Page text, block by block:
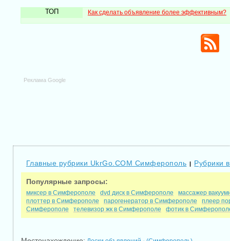
ТОП Как сделать объявление более эффективным?
Реклама Google
Главные рубрики UkrGo.COM Симферополь | Рубрики
Популярные запросы:
миксер в Симферополе dvd диск в Симферополе
массажер
плоттер в Симферополе
парогенератор в Симферополе
плеер
Симферополе
телевизор жк в Симферополе фотик в